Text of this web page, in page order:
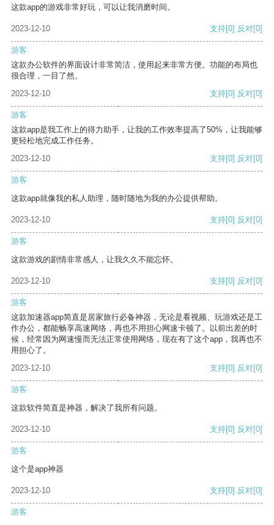
这款app的游戏非常好玩，可以让我消磨时间。
2023-12-10 支持[0] 反对[0]
游客
这款办公软件的界面设计非常简洁，使用起来非常方便。功能的布局也
很合理，一目了然。
2023-12-10
支持[0] 反对[0]
游客
这款app是我工作上的得力助手，让我的工作效率提高了50%，让我能够
更轻松地完成工作任务。
2023-12-10
支持[0] 反对[0]
游客
这款app就像我的私人助理，随时随地为我的办公提供帮助。
2023-12-10 支持[0] 反对[0]
游客
这款游戏的剧情非常感人，让我久久不能忘怀。
2023-12-10 支持[0] 反对[0]
游客
这款加速器app简直是居家旅行必备神器，无论是看视频、玩游戏还是工
作办公，都能畅享高速网络，再也不用担心网速卡顿了。以前出差的时
候，经常因为网速慢而无法正常使用网络，现在有了这个app，我再也不
用担心了。
2023-12-10
支持[0] 反对[0]
游客
这款软件简直是神器，解决了我所有问题。
2023-12-10 支持[0] 反对[0]
游客
这个是app神器
2023-12-10 支持[0] 反对[0]
游客